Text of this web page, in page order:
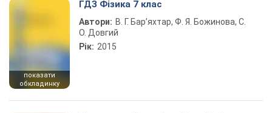
показати
обкладинку
ГДЗ Фізика 7 клас
Автори: В. Г. Бар’яхтар, Ф. Я. Божинова, С.
О. Довгий
Рік: 2015